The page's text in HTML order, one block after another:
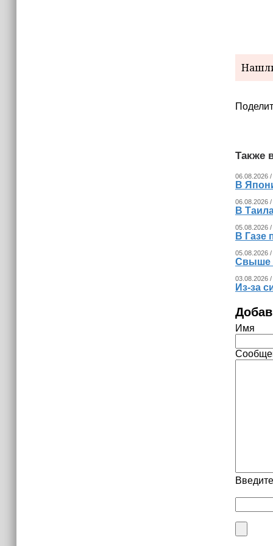
Также
06.08.2026 /
В
06.08.2026
В
05.08.2026
В Газе
05.08.2026 /
Свыше
03.08.2026
Из‑за
Имя